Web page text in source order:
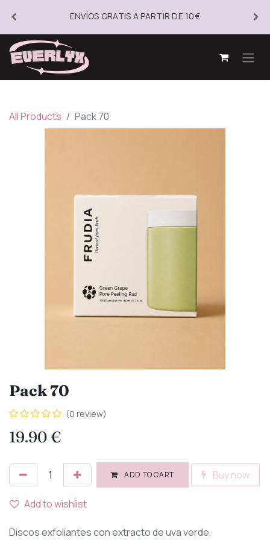
ENVÍOS GRATIS A PARTIR DE 10€
All Products Pack 70
Pack 70
(0 review)
19.90€
ADD TO CART Buy now
Add to wishlist
Discos exfoliantes con extracto de uva verde,